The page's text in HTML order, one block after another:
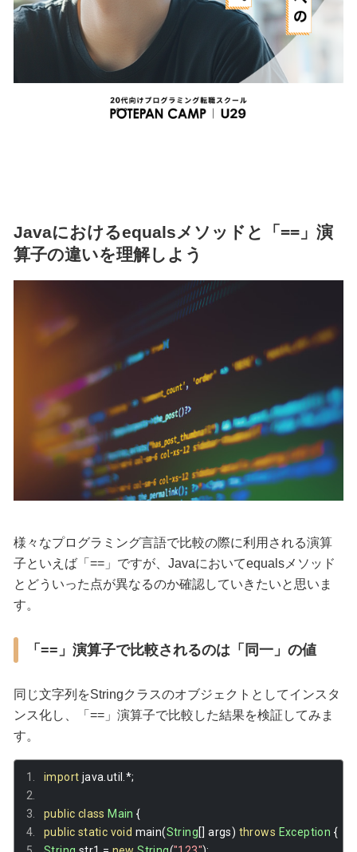
Javaにおけるequalsメソッドと「==」演
算子の違いを理解しよう
様々なプログラミング言語で比較の際に利用される演算
子といえば「==」ですが、Javaにおいてequalsメソッド
とどういった点が異なるのか確認していきたいと思いま
す。
「==」演算子で比較されるのは「同一」の値
同じ文字列をStringクラスのオブジェクトとしてインスタ
ンス化し、「==」演算子で比較した結果を検証してみま
す。
import java.util.*;
public class Main {
public static void main(String[] args) throws Exception {